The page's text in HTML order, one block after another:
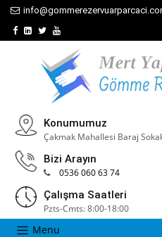
Konumumuz
Çakmak Mahallesi Baraj
Bizi Arayın
0536 060 63 74
Çalışma Saatleri
Pzts-Cmts: 8:00-18:00
Menu